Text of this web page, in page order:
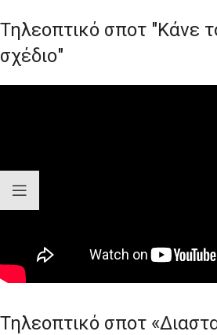
Τηλεοπτικό σποτ "Κάνε
σχέδιο"
Τηλεοπτικό σποτ